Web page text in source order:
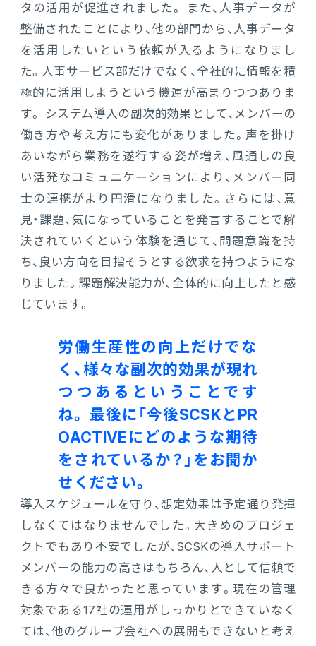
タの活用が促進されました。 また、人事データが
整備されたことにより、他の部門から、人事データ
を活用したいという依頼が入るようになりまし
た。人事サービス部だけでなく、全社的に情報を積
極的に活用しようという機運が高まりつつありま
す。 システム導入の副次的効果として、メンバーの
働き方や考え方にも変化がありました。声を掛け
あいながら業務を遂行する姿が増え、風通しの良
い活発なコミュニケーションにより、メンバー同
士の連携がより円滑になりました。さらには、意
見・課題、気になっていることを発言することで解
決されていくという体験を通じて、問題意識を持
ち、良い方向を目指そうとする欲求を持つようにな
りました。課題解決能力が、全体的に向上したと感
じています。
労働生産性の向上だけでな
く、様々な副次的効果が現れ
つつあるということです
ね。 最後に「今後SCSKとPR
OACTIVEにどのような期待
をされているか？」をお聞か
せください。
導入スケジュールを守り、想定効果は予定通り発揮
しなくてはなりませんでした。大きめのプロジェ
クトでもあり不安でしたが、SCSKの導入サポート
メンバーの能力の高さはもちろん、人として信頼で
きる方々で良かったと思っています。現在の管理
対象である17社の運用がしっかりとできていなく
ては、他のグループ会社への展開もできないと考え